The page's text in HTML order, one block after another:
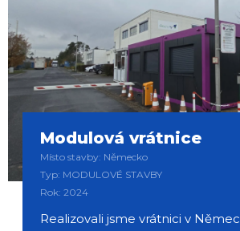
Modulová vrátnice
Místo stavby: Německo
Typ: MODULOVÉ STAVBY
Rok: 2024
Realizovali jsme vrátnici v